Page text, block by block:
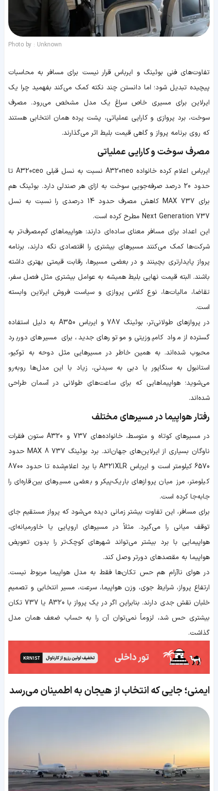
Photo by : Unknown
تفاوت‌های فنی بوئینگ و ایرباس قرار نیست برای مسافر به محاسبات
پیچیده تبدیل شود؛ اما دانستن چند نکته کمک می‌کند بفهمید چرا یک
ایرلاین برای مسیری خاص سراغ یک مدل مشخص می‌رود. مصرف
سوخت، برد پروازی و کارایی عملیاتی، پشت پرده همان انتخابی هستند
که روی برنامه پرواز و گاهی قیمت بلیط اثر می‌گذارند.
مصرف سوخت و کارایی عملیاتی
ایرباس اعلام کرده خانواده A320neo نسبت به نسل قبلی A320ceo تا
حدود 20 درصد صرفه‌جویی سوخت به ازای هر صندلی دارد. بوئینگ هم
برای 737 MAX کاهش مصرف حدود 14 درصدی را نسبت به نسل
737 Next Generation مطرح کرده است.
این اعداد برای مسافر معنای ساده‌ای دارند: هواپیماهای کم‌مصرف‌تر به
شرکت‌ها کمک می‌کنند مسیرهای بیشتری را اقتصادی نگه دارند، برنامه
پرواز پایدارتری بچینند و در بعضی مسیرها، رقابت قیمتی بهتری داشته
باشند. البته قیمت نهایی بلیط همیشه به عوامل بیشتری مثل فصل سفر،
تقاضا، مالیات‌ها، نوع کلاس پروازی و سیاست فروش ایرلاین وابسته
است.
در پروازهای طولانی‌تر، بوئینگ 787 و ایرباس A350 به دلیل استفاده
گسترده از مواد کامپوزیتی و موتورهای جدید، برای مسیرهای دوربرد
محبوب شده‌اند. به همین خاطر در مسیرهایی مثل دوحه به توکیو،
استانبول به سنگاپور یا دبی به سیدنی، زیاد با این مدل‌ها روبه‌رو
می‌شوید؛ هواپیماهایی که برای ساعت‌های طولانی در آسمان طراحی
شده‌اند.
رفتار هواپیما در مسیرهای مختلف
در مسیرهای کوتاه و متوسط، خانواده‌های 737 و A320 ستون فقرات
ناوگان بسیاری از ایرلاین‌های جهان‌اند. برد بوئینگ 737 MAX 8 حدود
6570 کیلومتر است و ایرباس A321XLR با برد اعلام‌شده تا حدود 8700
کیلومتر، مرز میان پروازهای باریک‌پیکر و بعضی مسیرهای بین‌قاره‌ای را
جابه‌جا کرده است.
برای مسافر، این تفاوت بیشتر زمانی دیده می‌شود که پرواز مستقیم جای
توقف میانی را می‌گیرد. مثلاً در مسیرهای اروپایی یا خاورمیانه‌ای،
هواپیمایی با برد بیشتر می‌تواند شهرهای کوچک‌تر را بدون تعویض
هواپیما به مقصدهای دورتر وصل کند.
در هوای ناآرام هم حس تکان‌ها فقط به مدل هواپیما مربوط نیست.
ارتفاع پرواز، شرایط جوی، وزن هواپیما، سرعت، مسیر انتخابی و تصمیم
خلبان نقش جدی دارند. بنابراین اگر در یک پرواز با A320 یا 737 تکان
بیشتری حس شد، لزوماً نمی‌توان آن را به حساب ضعف همان مدل
گذاشت.
ایمنی؛ جایی که انتخاب از هیجان به اطمینان می‌رسد